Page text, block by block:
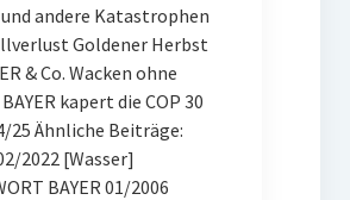
andere Katastrophen
Goldener Herbst
& Co. Wacken ohne
kapert die COP 30
25 Ähnliche Beiträge:
2022 [Wasser]
BAYER 01/2006